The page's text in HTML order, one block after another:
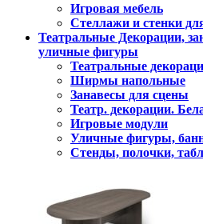
Игровая мебель
Стеллажи и стенки
Театральные Декорации,
уличные фигуры
Театральные
Ширмы напольные
Занавесы для сцены
Театр. декорации.
Игровые модули
Уличные фигуры,
Стенды, полочки,